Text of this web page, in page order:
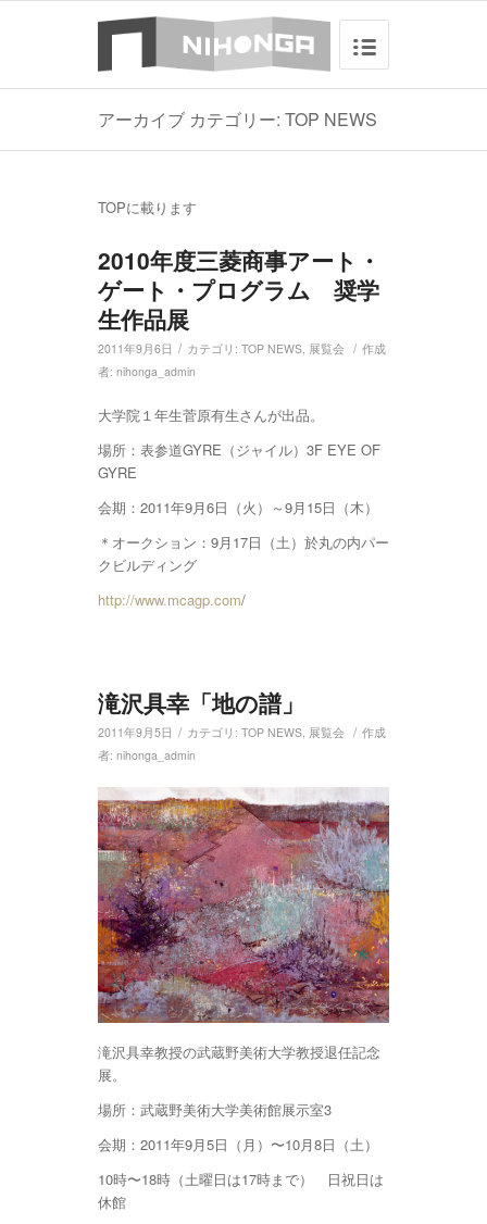
アーカイブ カテゴリー: TOP NEWS
TOPに載ります
2010年度三菱商事アート・
ゲート・プログラム 奨学
生作品展
2011年9月6日 / カテゴリ: TOP NEWS, 展覧会 / 作成
者: nihonga_admin
大学院１年生菅原有生さんが出品。
場所：表参道GYRE（ジャイル）3F EYE OF
GYRE
会期：2011年9月6日（火）～9月15日（木）
＊オークション：9月17日（土）於丸の内パー
クビルディング
http://www.mcagp.com/
滝沢具幸「地の譜」
2011年9月5日 / カテゴリ: TOP NEWS, 展覧会 / 作成
者: nihonga_admin
滝沢具幸教授の武蔵野美術大学教授退任記念
展。
場所：武蔵野美術大学美術館展示室3
会期：2011年9月5日（月）〜10月8日（土）
10時〜18時（土曜日は17時まで） 日祝日は
休館